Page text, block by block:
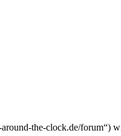
the-clock.de/forum“)